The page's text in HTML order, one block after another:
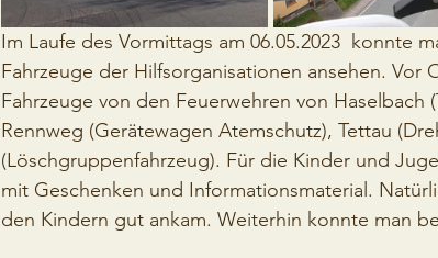
Im Laufe des Vormittags am 06.05.2023  konnte
Fahrzeuge der Hilfsorganisationen ansehen. Vor
Fahrzeuge von den Feuerwehren von Haselbach
Rennweg (Gerätewagen Atemschutz), Tettau
(Löschgruppenfahrzeug). Für die Kinder und
mit Geschenken und Informationsmaterial.
den Kindern gut ankam. Weiterhin konnte man